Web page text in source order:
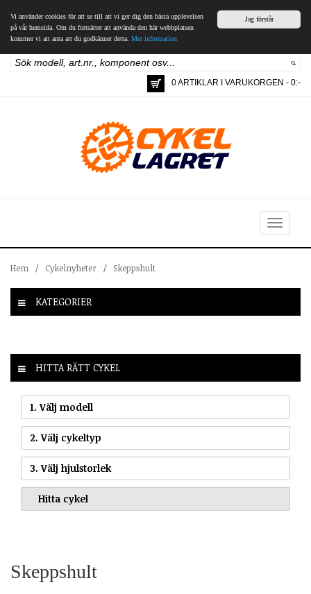
Jag förstår
Vi använder cookies för att se till att vi ger dig den bästa upplevelsen
på vår hemsida. Om du fortsätter att använda den här webbplatsen
kommer vi att anta att du godkänner detta. Mer information
0 ARTIKLAR I VARUKORGEN - 0:-
Toggle
navigation
Hem / Cykelnyheter / Skeppshult
KATEGORIER
HITTA RÄTT CYKEL
1. Välj modell
2. Välj cykeltyp
3. Välj hjulstorlek
Skeppshult